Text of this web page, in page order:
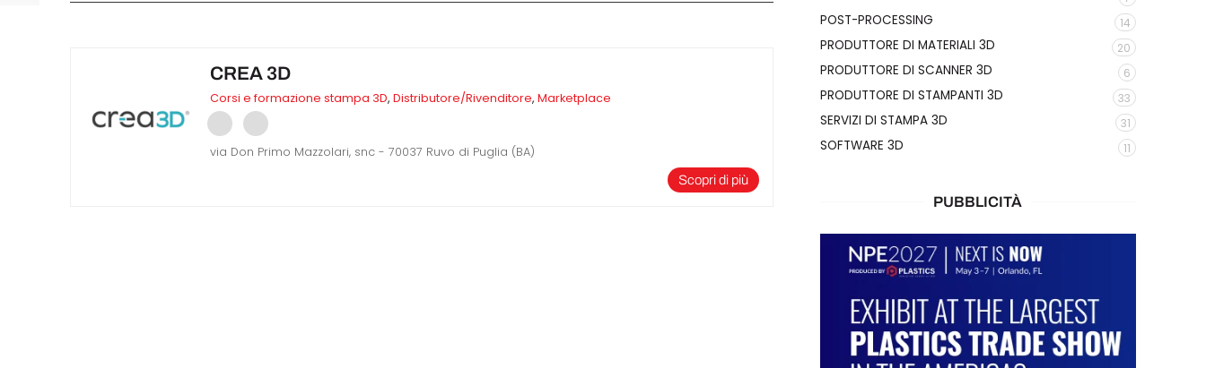
CREA 3D
Corsi e formazione stampa 3D,Distributore/Rivenditore,Marketplace
via Don Primo Mazzolari, snc - 70037 Ruvo di Puglia (BA)
Scopri di più
POST-PROCESSING 14
PRODUTTORE DI MATERIALI 3D 20
PRODUTTORE DI SCANNER 3D 6
PRODUTTORE DI STAMPANTI 3D 33
SERVIZI DI STAMPA 3D 31
SOFTWARE 3D 11
PUBBLICITÀ